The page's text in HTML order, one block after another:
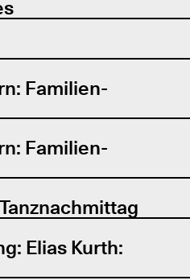
Familien-
Familien-
Elias Kurth: